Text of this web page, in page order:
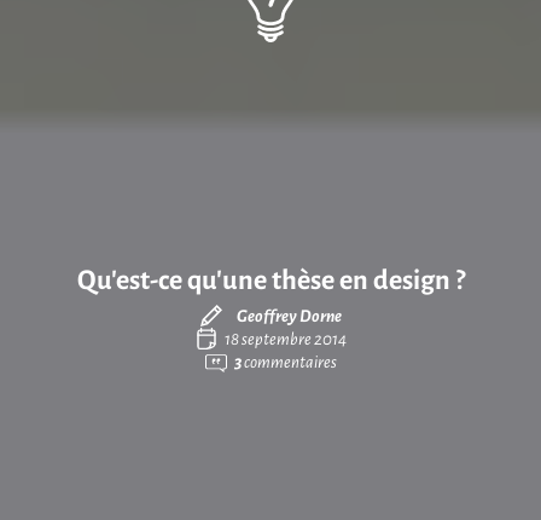
Qu’est-ce qu’une thèse en design ?
Geoffrey Dorne
18 septembre 2014
3commentaires